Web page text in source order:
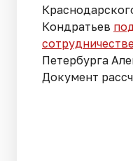
Кондратьев
Петербурга
Документ